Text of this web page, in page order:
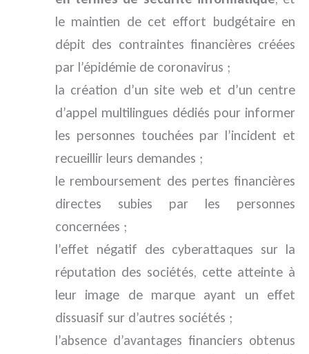
le maintien de cet effort budgétaire en
dépit des contraintes financières créées
par l’épidémie de coronavirus ;
la création d’un site web et d’un centre
d’appel multilingues dédiés pour informer
les personnes touchées par l’incident et
recueillir leurs demandes ;
le remboursement des pertes financières
directes subies par les personnes
concernées ;
l’effet négatif des cyberattaques sur la
réputation des sociétés, cette atteinte à
leur image de marque ayant un effet
dissuasif sur d’autres sociétés ;
l’absence d’avantages financiers obtenus